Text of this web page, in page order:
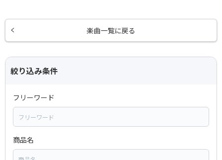
楽曲一覧に戻る
絞り込み条件
フリーワード
商品名